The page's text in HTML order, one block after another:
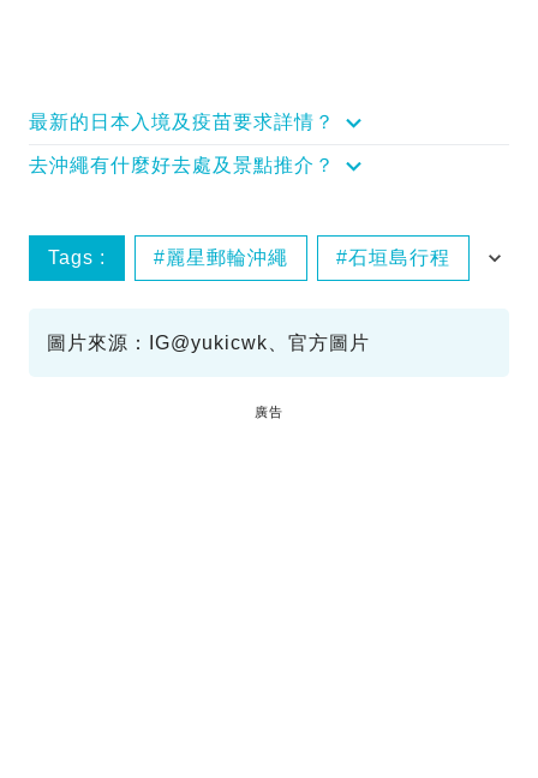
最新的日本入境及疫苗要求詳情？
去沖繩有什麼好去處及景點推介？
Tags : 麗星郵輪沖繩 石垣島行程
圖片來源：IG@yukicwk、官方圖片
廣告